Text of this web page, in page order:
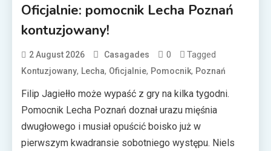
Oficjalnie: pomocnik Lecha Poznań
kontuzjowany!
2 August 2026 Casagades 0 Tagged
Kontuzjowany, Lecha, Oficjalnie, Pomocnik, Poznań
Filip Jagiełło może wypaść z gry na kilka tygodni.
Pomocnik Lecha Poznań doznał urazu mięśnia
dwugłowego i musiał opuścić boisko już w
pierwszym kwadransie sobotniego występu. Niels